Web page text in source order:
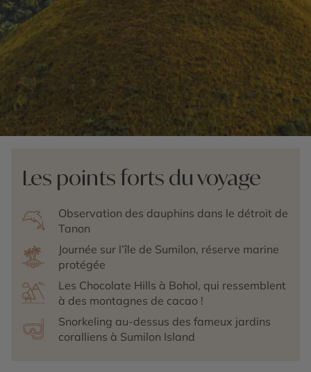
Les points forts du voyage
Observation des dauphins dans le détroit de
Tanon
Journée sur l’île de Sumilon, réserve marine
protégée
Les Chocolate Hills à Bohol, qui ressemblent
à des montagnes de cacao !
Snorkeling au-dessus des fameux jardins
coralliens à Sumilon Island